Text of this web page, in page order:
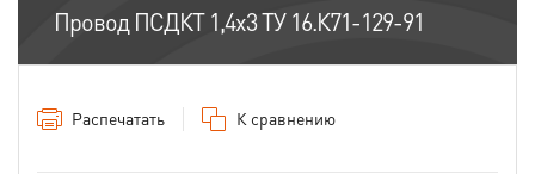
Провод ПСДКТ 1,4х3 ТУ 16.К71-129-91
Распечатать К сравнению